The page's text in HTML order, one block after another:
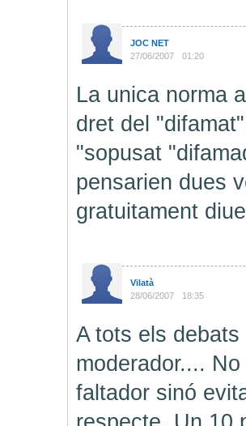
JOC NET
27/06/2007
01:20
La unica norma
dret del
"sopusat
pensarien dues
gratuitament
Vilatà
28/06/2007
18:35
A tots els
moderador....
faltador sinó